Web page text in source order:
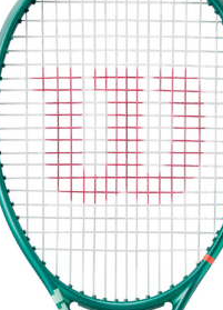
アクセサリ
バッグ
アクセサリ